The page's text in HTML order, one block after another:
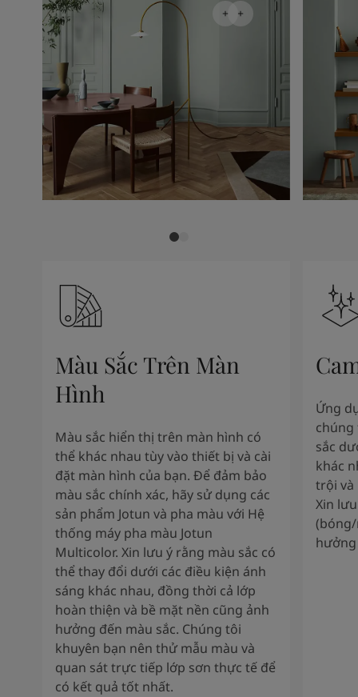
Màu Sắc Trên Màn
Hình
Màu sắc hiển thị trên màn hình có
thể khác nhau tùy vào thiết bị và cài
đặt màn hình của bạn. Để đảm bảo
màu sắc chính xác, hãy sử dụng các
sản phẩm Jotun và pha màu với Hệ
thống máy pha màu Jotun
Multicolor. Xin lưu ý rằng màu sắc có
thể thay đổi dưới các điều kiện ánh
sáng khác nhau, đồng thời cả lớp
hoàn thiện và bề mặt nền cũng ảnh
hưởng đến màu sắc. Chúng tôi
khuyên bạn nên thử mẫu màu và
quan sát trực tiếp lớp sơn thực tế để
có kết quả tốt nhất.
Ứng
chúng
sắc
khác
trội và
Xin
hưởng